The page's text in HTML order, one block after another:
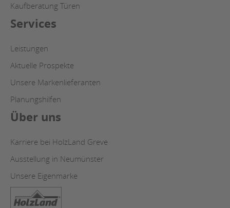
Kaufberatung Türen
Services
Leistungen
Aktuelle Prospekte
Unsere Markenlieferanten
Planungshilfen
Über uns
Karriere bei HolzLand Greve
Ausstellung in Neumünster
Unsere Eigenmarke